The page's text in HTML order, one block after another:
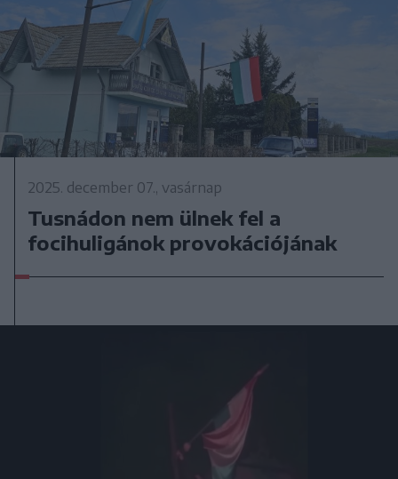
2025. december 07., vasárnap
Tusnádon nem ülnek fel a
focihuligánok provokációjának